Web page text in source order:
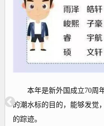
本年是新外国成立70周年
的潮水标的目的，能够发觉
的踪迹。